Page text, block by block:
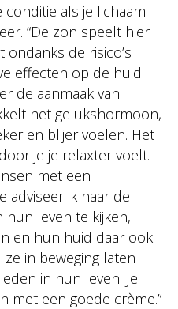
conditie als je lichaam
“De zon speelt hier
de risico’s
effecten op de huid.
de aanmaak van
het gelukshormoon,
en blijer voelen. Het
je je relaxter voelt.
met een
adviseer ik naar de
leven te kijken,
en hun huid daar ook
in beweging laten
in hun leven. Je
met een goede crème.”